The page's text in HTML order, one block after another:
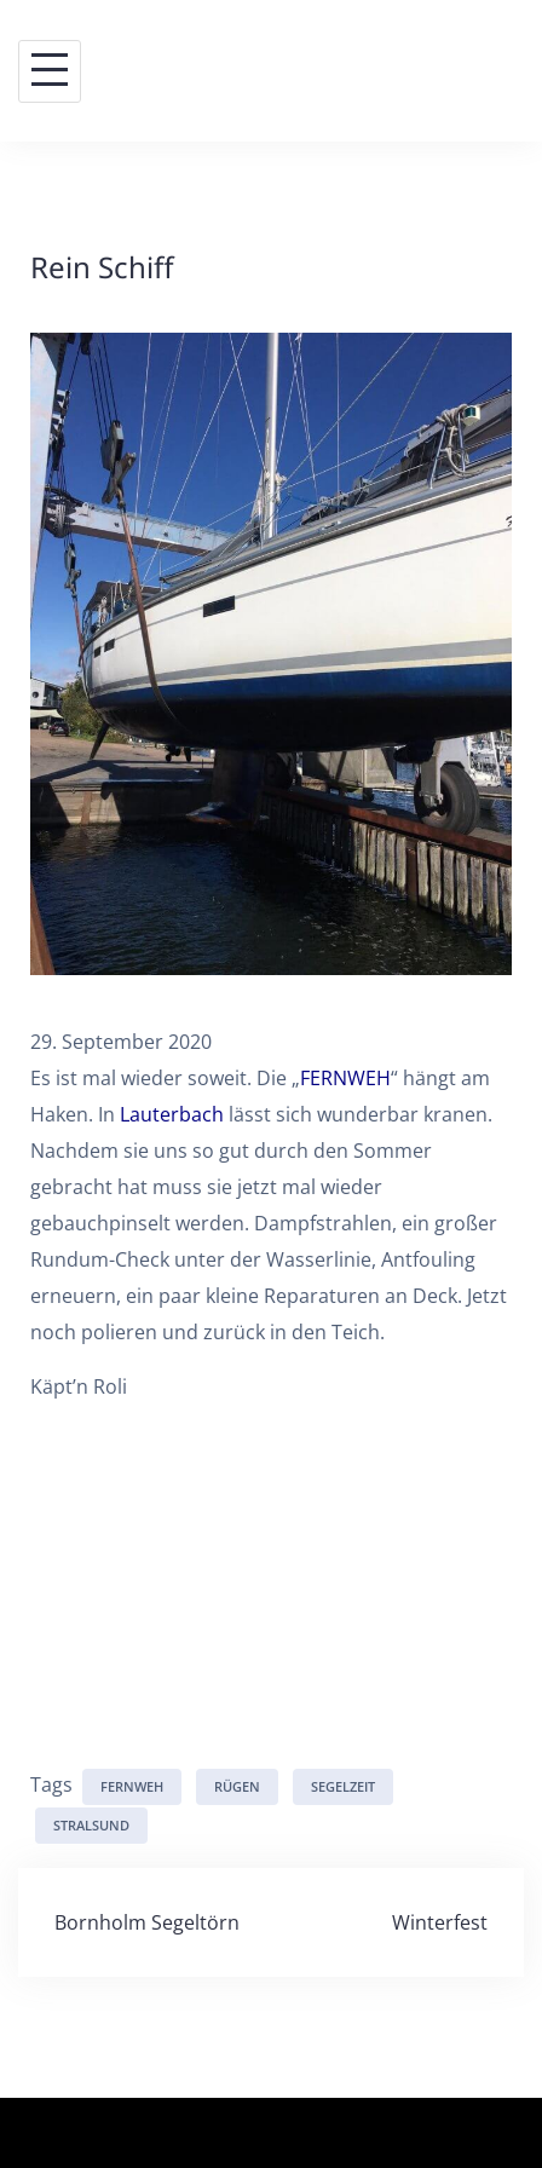
content
Rein Schiff
29. September 2020
Es ist mal wieder soweit. Die „FERNWEH“ hängt am
Haken. In Lauterbach lässt sich wunderbar kranen.
Nachdem sie uns so gut durch den Sommer
gebracht hat muss sie jetzt mal wieder
gebauchpinselt werden. Dampfstrahlen, ein großer
Rundum-Check unter der Wasserlinie, Antfouling
erneuern, ein paar kleine Reparaturen an Deck. Jetzt
noch polieren und zurück in den Teich.
Käpt’n Roli
Tags FERNWEH RÜGEN SEGELZEIT
STRALSUND
Beitragsnavigation
Bornholm Segeltörn Winterfest